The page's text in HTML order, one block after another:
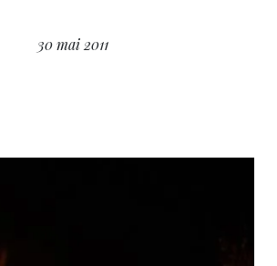
30 mai 2011